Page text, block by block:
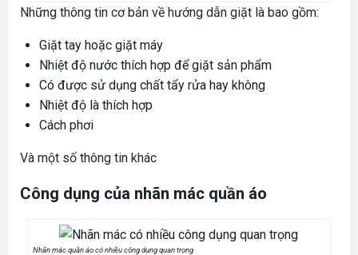
Những thông tin cơ bản về hướng dẫn giặt là bao gồm:
Giặt tay hoặc giặt máy
Nhiệt độ nước thích hợp để giặt sản phẩm
Có được sử dụng chất tẩy rửa hay không
Nhiệt độ là thích hợp
Cách phơi
Và một số thông tin khác
Công dụng của nhãn mác quần áo
Nhãn mác quần áo có nhiều công dụng quan trọng